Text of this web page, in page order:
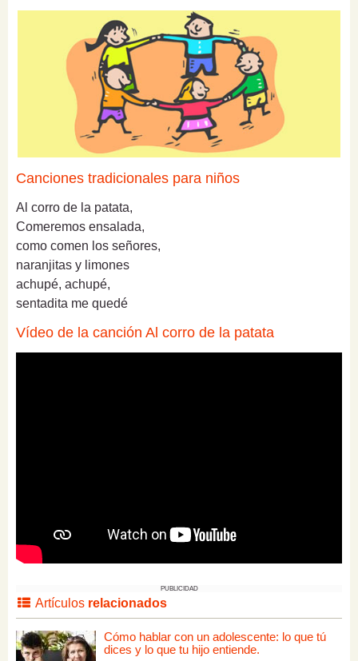
Canciones tradicionales para niños
Al corro de la patata,
Comeremos ensalada,
como comen los señores,
naranjitas y limones
achupé, achupé,
sentadita me quedé
Vídeo de la canción Al corro de la patata
PUBLICIDAD
Artículos relacionados
Cómo hablar con un adolescente: lo que tú
dices y lo que tu hijo entiende.